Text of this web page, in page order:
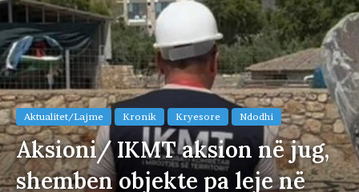
Aktualitet/Lajme Kronik Kryesore Ndodhi
Aksioni/ IKMT aksion në jug,
shemben objekte pa leje në